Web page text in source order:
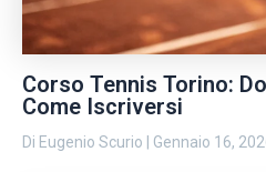
Corso Tennis Torino:
Come Iscriversi
Di Eugenio Scurio Gennaio 16,